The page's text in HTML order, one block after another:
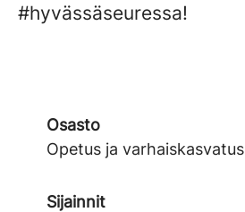
#hyvässäseuressa!
Osasto
Opetus ja varhaiskasvatus
Sijainnit